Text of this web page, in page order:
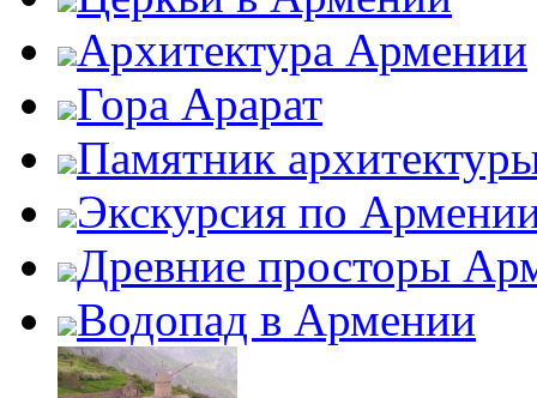
Архитектура Армении
Гора Арарат
Памятник
Экскурсия по
Древние просторы
Водопад в Армении